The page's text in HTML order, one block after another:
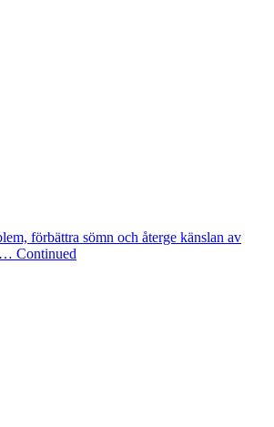
förbättra sömn och återge känslan av
… Continued